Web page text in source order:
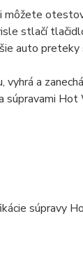
môžete
stlačí
auto preteky
a
súpravami
súpravy